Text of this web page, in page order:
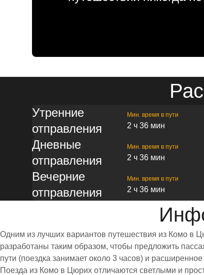
Утренние
отправления
Мин. время в пути
2 ч 36 мин
Дневные
отправления
Мин. время в пути
2 ч 36 мин
Вечерние
отправления
Мин. время в пути
2 ч 36 мин
Одним из лучших вариантов путешествия из Комо в
разработаны таким образом, чтобы предложить
пути (поездка занимает около 3 часов) и
Поезда из Комо в Цюрих отличаются светлыми и